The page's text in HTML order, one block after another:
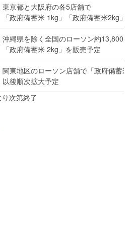
東京都と大阪府の各5店舗で
「政府備蓄米 1kg」「政府備蓄米2kg」
沖縄県を除く全国のローソン約13,800店
「政府備蓄米 2kg」を販売予定
関東地区のローソン店舗で「政府備蓄米
以後順次拡大予定
次第終了